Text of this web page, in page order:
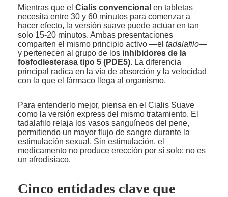
Mientras que el Cialis convencional en tabletas
necesita entre 30 y 60 minutos para comenzar a
hacer efecto, la versión suave puede actuar en tan
solo 15-20 minutos. Ambas presentaciones
comparten el mismo principio activo —el tadalafilo—
y pertenecen al grupo de los inhibidores de la
fosfodiesterasa tipo 5 (PDE5). La diferencia
principal radica en la vía de absorción y la velocidad
con la que el fármaco llega al organismo.
Para entenderlo mejor, piensa en el Cialis Suave
como la versión express del mismo tratamiento. El
tadalafilo relaja los vasos sanguíneos del pene,
permitiendo un mayor flujo de sangre durante la
estimulación sexual. Sin estimulación, el
medicamento no produce erección por sí solo; no es
un afrodisíaco.
Cinco entidades clave que